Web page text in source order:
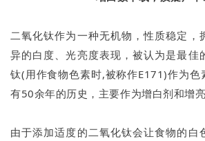
二氧化钛作为一种无机物，性质稳定，
异的白度、光亮度表现，被认为是最佳
钛(用作食物色素时,被称作E171)作为色
有50余年的历史，主要作为增白剂和增亮
由于添加适度的二氧化钛会让食物的白